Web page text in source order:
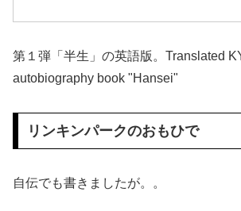
第１弾「半生」の英語版。Translated
autobiography book "Hansei"
リンキンパークのおもひで
自伝でも書きましたが。。